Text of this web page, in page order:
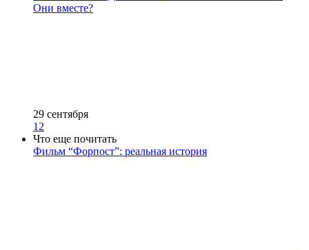
Они вместе?
29 сентября
12
Что еще почитать
Фильм “Форпост”: реальная история